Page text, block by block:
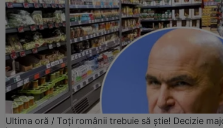
Ultima oră / Toți românii trebuie să știe! Decizie